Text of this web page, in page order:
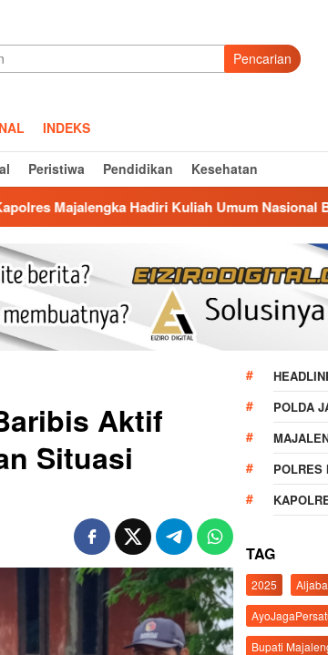
Pencarian
INDEKS
Peristiwa Pendidikan Kesehatan
Hadiri Kuliah Umum Nasional Bersama
Aktif
Situasi
POLDA
POLRES
TAG
2025
Bupati